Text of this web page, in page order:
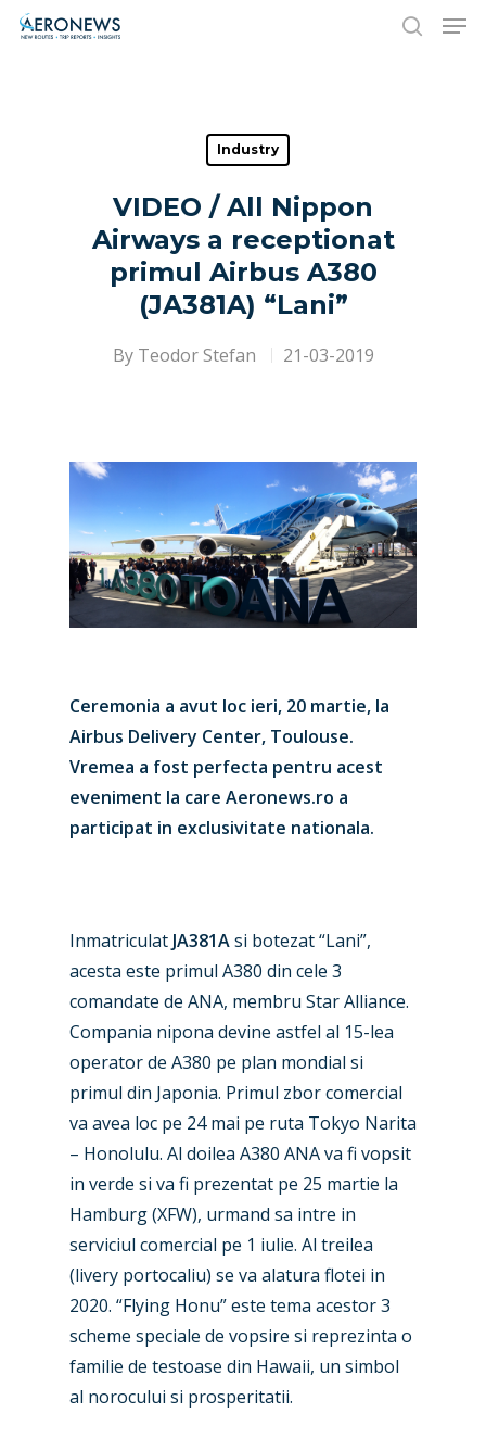
Hit enter to search or ESC to close
Industry
VIDEO / All Nippon
Airways a receptionat
primul Airbus A380
(JA381A) “Lani”
By Teodor Stefan 21-03-2019
Ceremonia a avut loc ieri, 20 martie, la
Airbus Delivery Center, Toulouse.
Vremea a fost perfecta pentru acest
eveniment la care Aeronews.ro a
participat in exclusivitate nationala.
Inmatriculat JA381Asi botezat “Lani”,
acesta este primul A380 din cele 3
comandate de ANA, membru Star Alliance.
Compania nipona devine astfel al 15-lea
operator de A380 pe plan mondial si
primul din Japonia. Primul zbor comercial
va avea loc pe 24 mai pe ruta Tokyo Narita
– Honolulu. Al doilea A380 ANA va fi vopsit
in verde si va fi prezentat pe 25 martie la
Hamburg (XFW), urmand sa intre in
serviciul comercial pe 1 iulie. Al treilea
(livery portocaliu) se va alatura flotei in
2020. “Flying Honu” este tema acestor 3
scheme speciale de vopsire si reprezinta o
familie de testoase din Hawaii, un simbol
al norocului si prosperitatii.